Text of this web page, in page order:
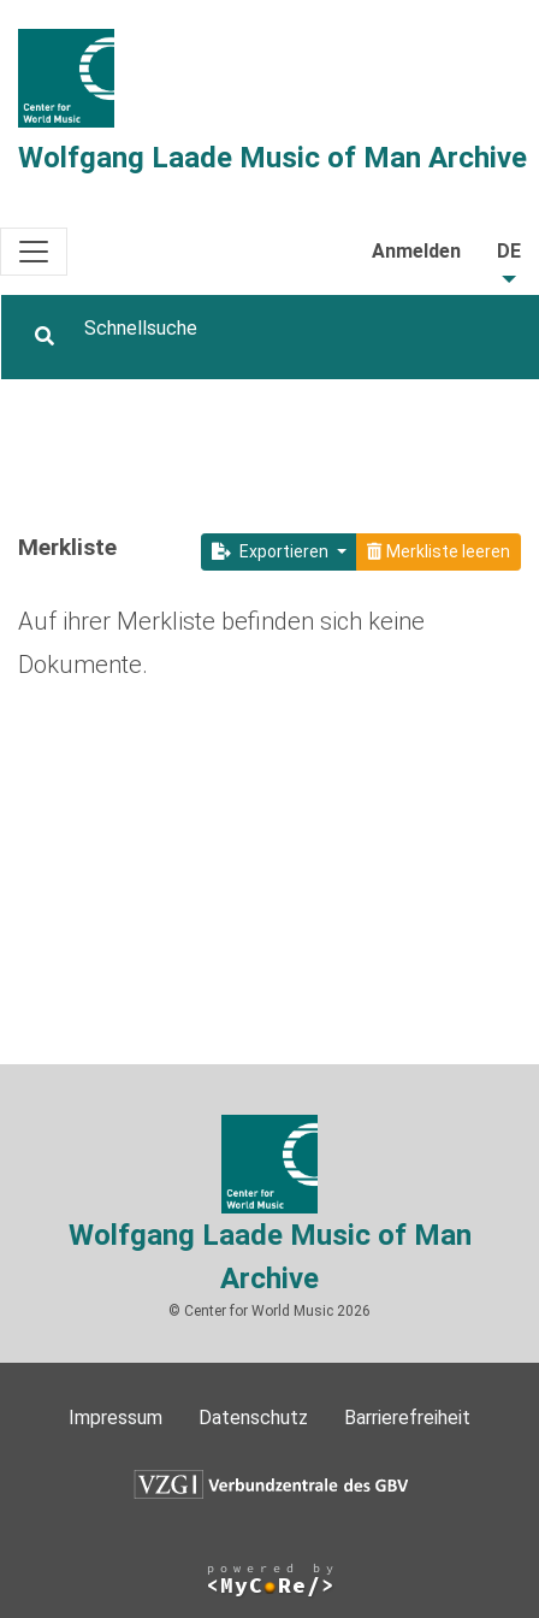
Wolfgang Laade Music of Man Archive
Anmelden DE
Exportieren Merkliste leeren
Merkliste
Auf ihrer Merkliste befinden sich keine
Dokumente.
Wolfgang Laade Music of Man
Archive
© Center for World Music 2026
Impressum Datenschutz Barrierefreiheit